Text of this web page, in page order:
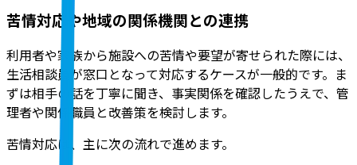
苦情対応や地域の関係機関との連携
利用者や家族から施設への苦情や要望が寄せられた際には、
生活相談員が窓口となって対応するケースが一般的です。ま
ずは相手の話を丁寧に聞き、事実関係を確認したうえで、管
理者や関係職員と改善策を検討します。
苦情対応は、主に次の流れで進めます。